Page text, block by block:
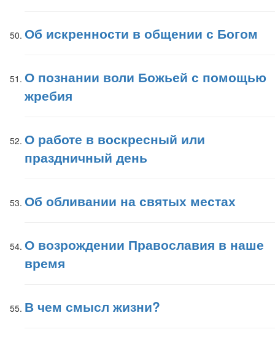
Об искренности в общении с Богом
О познании воли Божьей с помощью
жребия
О работе в воскресный или
праздничный день
Об обливании на святых местах
О возрождении Православия в наше
время
В чем смысл жизни?